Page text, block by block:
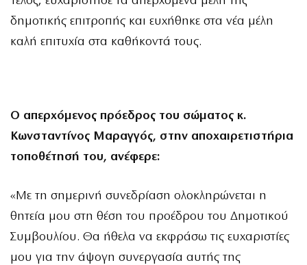
δημοτικής επιτροπής και ευχήθηκε στα νέα μέλη
καλή επιτυχία στα καθήκοντά τους.
Ο απερχόμενος πρόεδρος του σώματος κ.
Κωνσταντίνος Μαραγγός, στην αποχαιρετιστήρια
τοποθέτησή του, ανέφερε:
«Με τη σημερινή συνεδρίαση ολοκληρώνεται η
θητεία μου στη θέση του προέδρου του Δημοτικού
Συμβουλίου. Θα ήθελα να εκφράσω τις ευχαριστίες
μου για την άψογη συνεργασία αυτής της